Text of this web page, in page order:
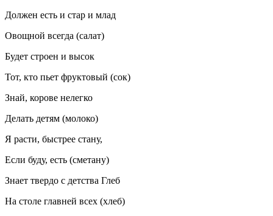
Должен есть и стар и млад
Овощной всегда (салат)
Будет строен и высок
Тот, кто пьет фруктовый (сок)
Знай, корове нелегко
Делать детям (молоко)
Я расти, быстрее стану,
Если буду, есть (сметану)
Знает твердо с детства Глеб
На столе главней всех (хлеб)